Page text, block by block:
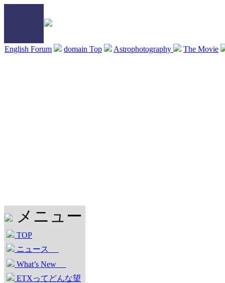
English Forum domain Top Astrophotography The Movie
メニュー
TOP
ニュース
What’s New
ETXってどんな望